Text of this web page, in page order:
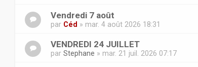
Vendredi 7 août
par Céd » mar. 4 août 2026 18:31
VENDREDI 24 JUILLET
par Stephane » mar. 21 juil. 2026 07:17